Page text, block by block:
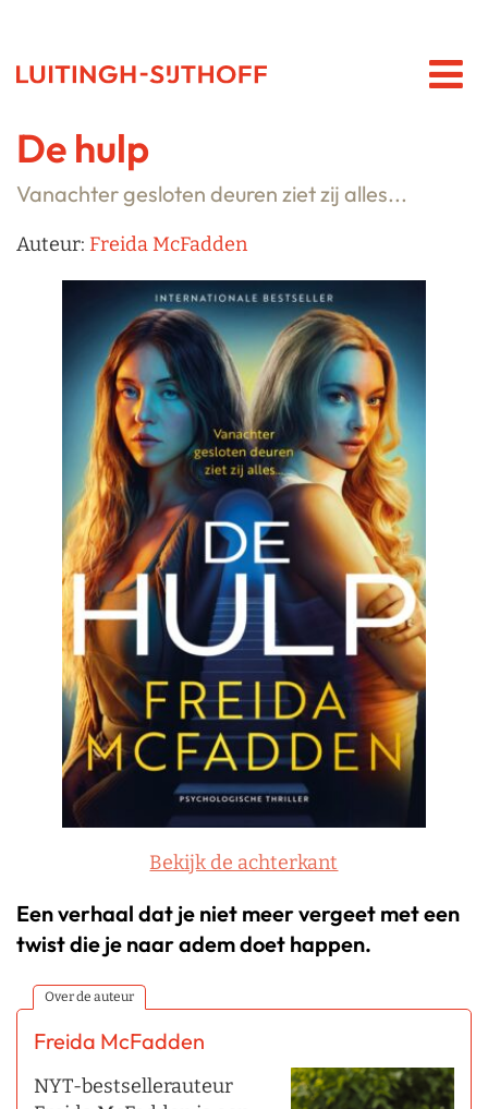
De hulp
Vanachter gesloten deuren ziet zij alles...
Auteur: Freida McFadden
Bekijk de achterkant
Een verhaal dat je niet meer vergeet met een
twist die je naar adem doet happen.
Over de auteur
Freida McFadden
NYT-bestsellerauteur